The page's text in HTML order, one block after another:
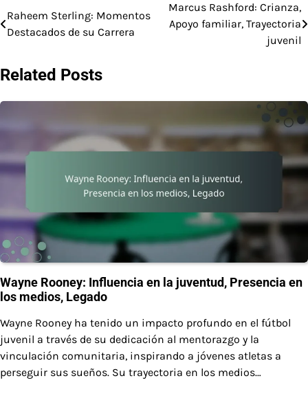
Post
navigation
Raheem Sterling: Momentos
Destacados de su Carrera
Marcus Rashford: Crianza,
Apoyo familiar, Trayectoria
juvenil
Related Posts
Wayne Rooney: Influencia en la juventud, Presencia en
los medios, Legado
Wayne Rooney ha tenido un impacto profundo en el fútbol
juvenil a través de su dedicación al mentorazgo y la
vinculación comunitaria, inspirando a jóvenes atletas a
perseguir sus sueños. Su trayectoria en los medios…